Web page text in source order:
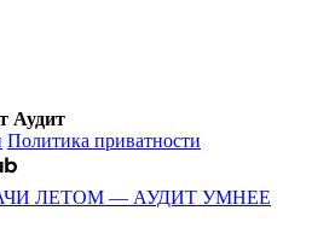
Аудит
Политика приватности
ЛЕТОМ — АУДИТ УМНЕЕ